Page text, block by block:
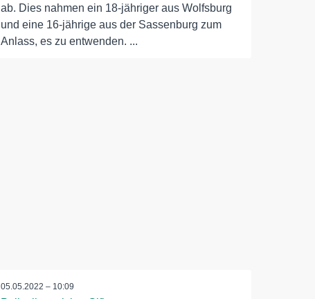
ab. Dies nahmen ein 18-jähriger aus Wolfsburg
und eine 16-jährige aus der Sassenburg zum
Anlass, es zu entwenden. ...
05.05.2022 – 10:09